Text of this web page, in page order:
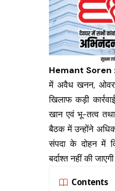
Hemant Soren
में अवैध खनन,
खिलाफ कड़ी
खान एवं भू-तत्व तथा
बैठक में उन्होंने
संपदा के दोहन में
बर्दाश्त नहीं की
Contents